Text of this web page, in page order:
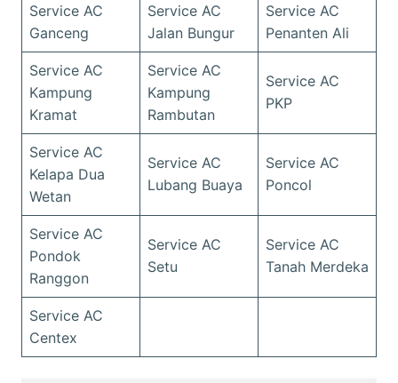
Service AC
Ganceng
Service AC
Jalan Bungur
Service AC
Penanten Ali
Service AC
Kampung
Kramat
Service AC
Kampung
Rambutan
Service AC
PKP
Service AC
Kelapa Dua
Wetan
Service AC
Lubang Buaya
Service AC
Poncol
Service AC
Pondok
Ranggon
Service AC
Setu
Service AC
Tanah Merdeka
Service AC
Centex